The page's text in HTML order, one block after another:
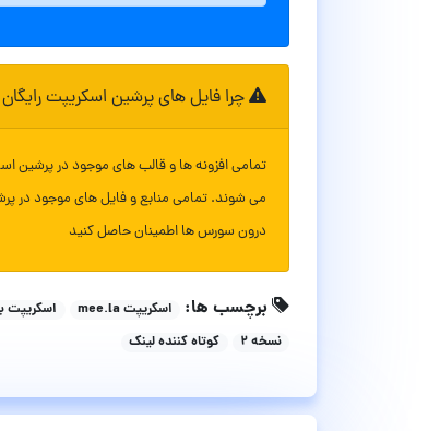
چرا فایل های پرشین اسکریپت
تمامی افزونه ها و قالب های موجود در پرشین
می شوند. تمامی منابع و فایل های موجود در
درون سورس ها اطمینان حاصل کنید
برچسب ها: اسکریپت mee.la اسکریپت
نسخه ۲
کوتاه کننده لینک